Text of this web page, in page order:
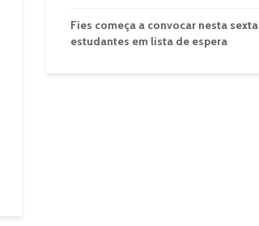
Fies começa a convocar nesta sexta
estudantes em lista de espera